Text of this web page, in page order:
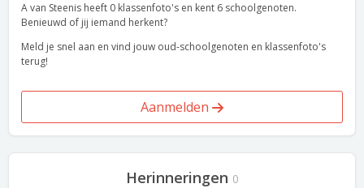
A van Steenis heeft 0 klassenfoto's en kent 6 schoolgenoten.
Benieuwd of jij iemand herkent?
Meld je snel aan en vind jouw oud-schoolgenoten en klassenfoto's
terug!
Aanmelden
Herinneringen 0